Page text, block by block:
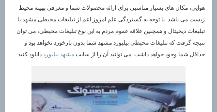
هوایی، مکان های بسیار مناسبی برای ارائه محصولات شما و معرفی بهینه محیط
زیست می باشد. با توجه به گستردگی علم امروز اعم از تبلیغات محیطی مشهد یا
تبلیغات دیجیتال و همچنین علاقه عموم مردم به این نوع تبلیغات محیطی، می توان
نتیجه گرفت که تبلیغات محیطی بیلبورد مشهد شما بدون بازخورد نخواهد بود و
حداقل شما وجود خواهد داشت. می توانید آن را از سایت مشهد بیلبورد دانلود کنید.